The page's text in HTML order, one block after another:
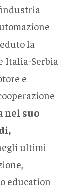
la
Italia-Serbia
e
nel suo
ultimi
education